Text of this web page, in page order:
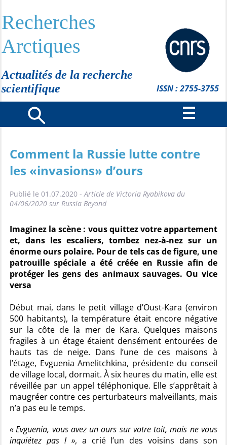
Recherches
Arctiques
Actualités de la recherche
scientifique
ISSN : 2755-3755
Comment la Russie lutte contre
les «invasions» d’ours
Publié le 01.07.2020 -Article de Victoria Ryabikova du
04/06/2020 sur Russia Beyond
Imaginez la scène : vous quittez votre appartement
et, dans les escaliers, tombez nez-à-nez sur un
énorme ours polaire. Pour de tels cas de figure, une
patrouille spéciale a été créée en Russie afin de
protéger les gens des animaux sauvages. Ou vice
versa
Début mai, dans le petit village d’Oust-Kara (environ
500 habitants), la température était encore négative
sur la côte de la mer de Kara. Quelques maisons
fragiles à un étage étaient densément entourées de
hauts tas de neige. Dans l’une de ces maisons à
l’étage, Evguenia Amelitchkina, présidente du conseil
de village local, dormait. À six heures du matin, elle est
réveillée par un appel téléphonique. Elle s’apprêtait à
maugréer contre ces perturbateurs malveillants, mais
n’a pas eu le temps.
« Evguenia, vous avez un ours sur votre toit, mais ne vous
inquiétez pas ! », a crié l’un des voisins dans son